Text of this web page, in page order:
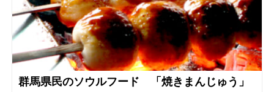
群馬県民のソウルフード 「焼きまんじゅう」